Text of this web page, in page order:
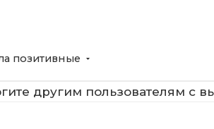
позитивные
другим пользователям с